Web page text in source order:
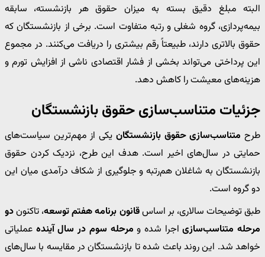
البته مبلغ دقیق بسته به میزان حقوق هر بازنشسته، سابقه
بیمه‌پردازی، گروه شغلی و رتبه متفاوت است. برخی از بازنشستگان که
حقوق بالاتری دارند، طبیعتاً رقم بیشتری را دریافت می‌کنند. در مجموع
این پرداختی می‌تواند بخشی از فشار اقتصادی ناشی از افزایش تورم و
هزینه‌های معیشت را کاهش دهد.
جزئیات متناسب‌سازی حقوق بازنشستگان
طرح متناسب‌سازی حقوق بازنشستگان یکی از مهم‌ترین سیاست‌های
حمایتی در سال‌های اخیر است. هدف این طرح، نزدیک کردن حقوق
بازنشستگان به شاغلان هم‌رتبه و جلوگیری از شکاف درآمدی میان این
دو گروه است.
طبق توضیحات سالاری، بر اساسقانون برنامه هفتم توسعه، تاکنوندو
مرحله متناسب‌سازیاجرا شده و مرحله سوم در سال آینده عملیاتی
خواهد شد. این روند باعث شده تا بازنشستگان در مقایسه با سال‌های